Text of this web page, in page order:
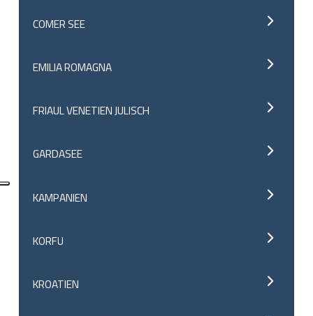
COMER SEE
EMILIA ROMAGNA
FRIAUL VENETIEN JULISCH
GARDASEE
KAMPANIEN
KORFU
KROATIEN